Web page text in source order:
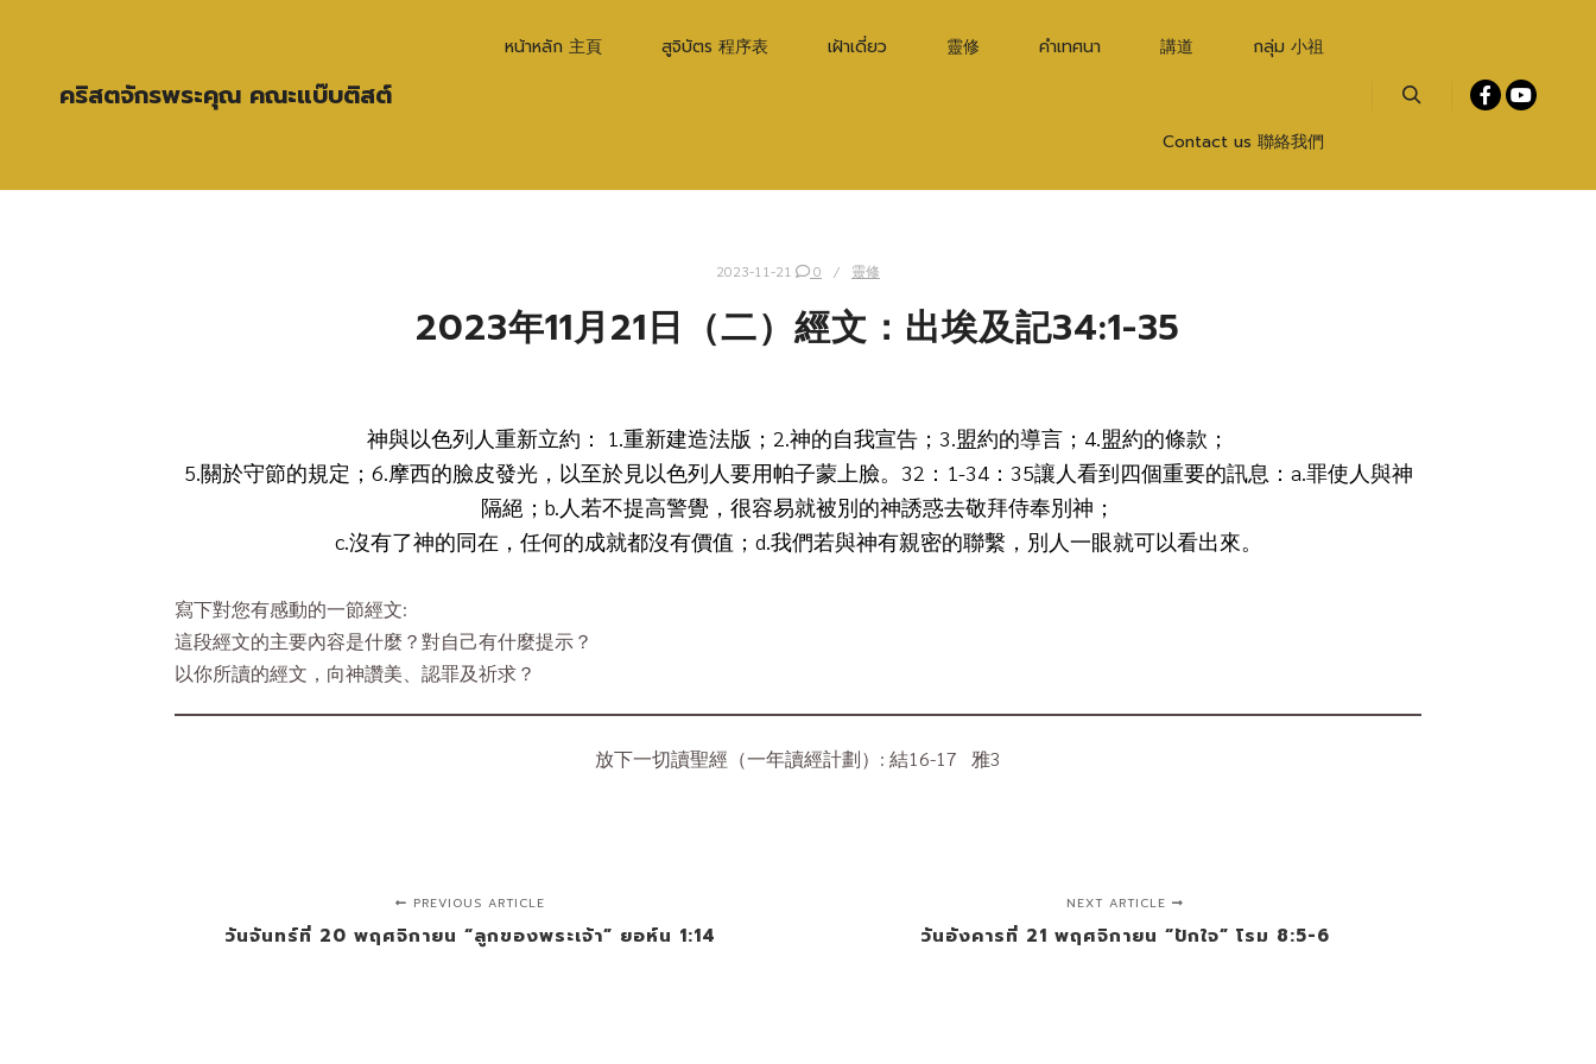
คริสตจักรพระคุณ คณะแบ๊บติสต์
หน้าหลัก 主頁 สูจิบัตร 程序表 เฝ้าเดี่ยว 靈修 คำเทศนา 講道 กลุ่ม 小祖
Contact us 聯絡我們
2023-11-21 0 靈修
2023年11月21日（二）經文：出埃及記34:1-35
神與以色列人重新立約： 1.重新建造法版；2.神的自我宣告；3.盟約的導言；4.盟約的條款；
5.關於守節的規定；6.摩西的臉皮發光，以至於見以色列人要用帕子蒙上臉。32：1-34：35讓人看到四個重要的訊息：a.罪使人與神
隔絕；b.人若不提高警覺，很容易就被別的神誘惑去敬拜侍奉別神；
c.沒有了神的同在，任何的成就都沒有價值；d.我們若與神有親密的聯繫，別人一眼就可以看出來。
寫下對您有感動的一節經文:
這段經文的主要內容是什麼？對自己有什麼提示？
以你所讀的經文，向神讚美、認罪及祈求？
放下一切讀聖經（一年讀經計劃）: 結16-17 雅3
PREVIOUS ARTICLE
วันจันทร์ที่ 20 พฤศจิกายน “ลูกของพระเจ้า” ยอห์น 1:14
NEXT ARTICLE
วันอังคารที่ 21 พฤศจิกายน “ปักใจ” โรม 8:5-6